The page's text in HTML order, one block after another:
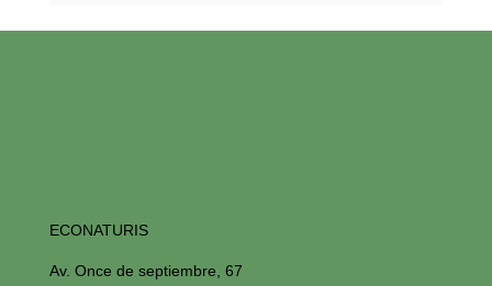
ECONATURIS
Av. Once de septiembre, 67